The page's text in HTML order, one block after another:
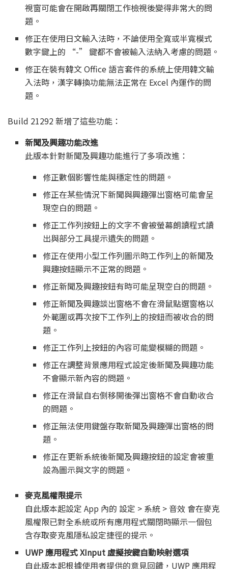
視窗可能會在開啟再關閉工作檢視後變得非常大的問
題。
修正在使用日文輸入法時，不論使用全寬或半寬模式
數字鍵上的 “-” 鍵都不會被輸入法納入考慮的問題。
修正在裝有韓文 Office 語言套件的系統上使用韓文輸
入法時，漢字轉換功能無法正常在 Excel 內運作的問
題。
Build 21292 新增了這些功能：
新聞及興趣功能改進
此版本針對新聞及興趣功能進行了多項改進：
修正數個影響性能與穩定性的問題。
修正在某些情況下新聞與興趣彈出窗格可能會呈
現空白的問題。
修正工作列按鈕上的文字不會被螢幕朗讀程式讀
出與部分工具提示遺失的問題。
修正在使用小型工作列圖示時工作列上的新聞及
興趣按鈕顯示不正常的問題。
修正新聞及興趣按鈕有時可能呈現空白的問題。
修正新聞及興趣談出窗格不會在滑鼠點選窗格以
外範圍或再次按下工作列上的按鈕而被收合的問
題。
修正工作列上按鈕的內容可能變模糊的問題。
修正在調整背景應用程式設定後新聞及興趣功能
不會顯示新內容的問題。
修正在滑鼠自右側移開後彈出窗格不會自動收合
的問題。
修正無法使用鍵盤存取新聞及興趣彈出窗格的問
題。
修正在更新系統後新聞及興趣按鈕的設定會被重
設為圖示與文字的問題。
麥克風權限提示
自此版本起設定 App 內的 設定 > 系統 > 音效 會在麥克
風權限已對全系統或所有應用程式關閉時顯示一個包
含存取麥克風隱私設定捷徑的提示。
UWP 應用程式 XInput 虛擬按鍵自動映射選項
自此版本起根據使用者提供的意見回饋，UWP 應用程